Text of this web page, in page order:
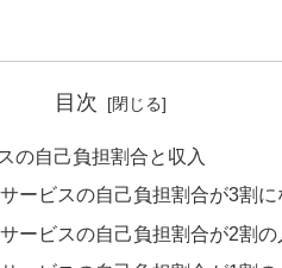
目次
の自己負担割合と収入
ービスの自己負担割合が3割に
ービスの自己負担割合が2割の